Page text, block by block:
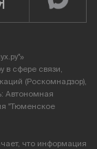
в сфере связи,
(Роскомнадзор),
Автономная
"Тюменское
что информация